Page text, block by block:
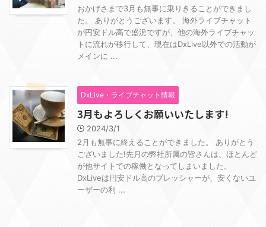
おかげさまで3月も無事に乗りきることができまし
た。 ありがとうございます。 海外ライブチャット
が円安ドル高で盛況ですが、他の海外ライブチャッ
トに流れが移行して、現在はDxLive以外での活動が
メインに ...
DxLive・ライブチャット情報
3月もよろしくお願いいたします!
2024/3/1
2月も無事に終えることができました。 ありがとう
ございました!先月の弊社所属の皆さんは、ほとんど
が他サイトでの稼働となってしまいました。
DxLiveは円安ドル高のプレッシャーが、安くないユ
ーザーの利 ...